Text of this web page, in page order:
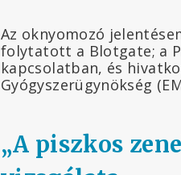
Az oknyomozó
folytatott a Blotgate; a
kapcsolatban, és
Gyógyszerügynökség
„A piszkos